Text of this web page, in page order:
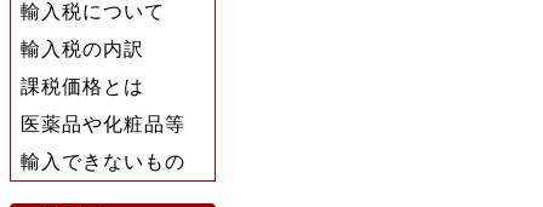
輸入税について
輸入税の内訳
課税価格とは
医薬品や化粧品等
輸入できないもの